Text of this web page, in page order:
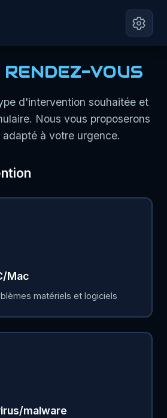
RENDEZ-VOUS
d'intervention souhaitée et
Nous vous proposerons
adapté à votre urgence.
Mac
matériels et logiciels
malware